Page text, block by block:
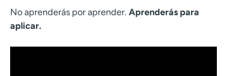
No aprenderás por aprender. Aprenderás para
aplicar.